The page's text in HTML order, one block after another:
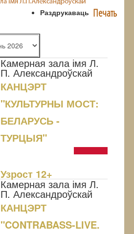
Печать
Раздрукаваць
Камерная зала імя Л.
П. Александроўскай
КАНЦЭРТ
"КУЛЬТУРНЫ МОСТ:
БЕЛАРУСЬ -
ТУРЦЫЯ"
Узрoст 12+
Камерная зала імя Л.
П. Александроўскай
КАНЦЭРТ
"CONTRABASS-LIVE.